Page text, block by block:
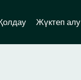
Жүктеп алу